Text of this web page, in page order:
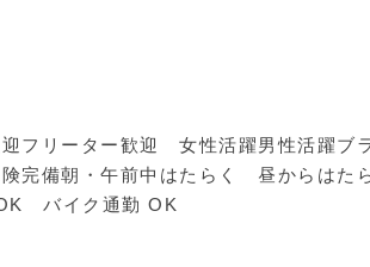
フリーター歓迎 女性活躍男性活躍
備朝・午前中はたらく 昼からはた
バイク通勤 OK